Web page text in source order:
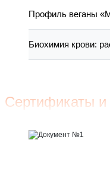
Профиль веганы
Биохимия крови:
Сертификаты и